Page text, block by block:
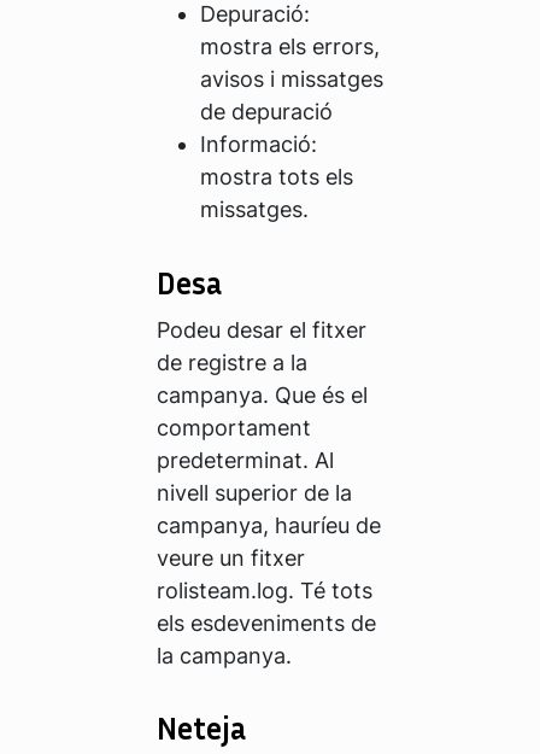
Depuració:
mostra els errors,
avisos i missatges
de depuració
Informació:
mostra tots els
missatges.
Desa
Podeu desar el fitxer
de registre a la
campanya. Que és el
comportament
predeterminat. Al
nivell superior de la
campanya, hauríeu de
veure un fitxer
rolisteam.log. Té tots
els esdeveniments de
la campanya.
Neteja